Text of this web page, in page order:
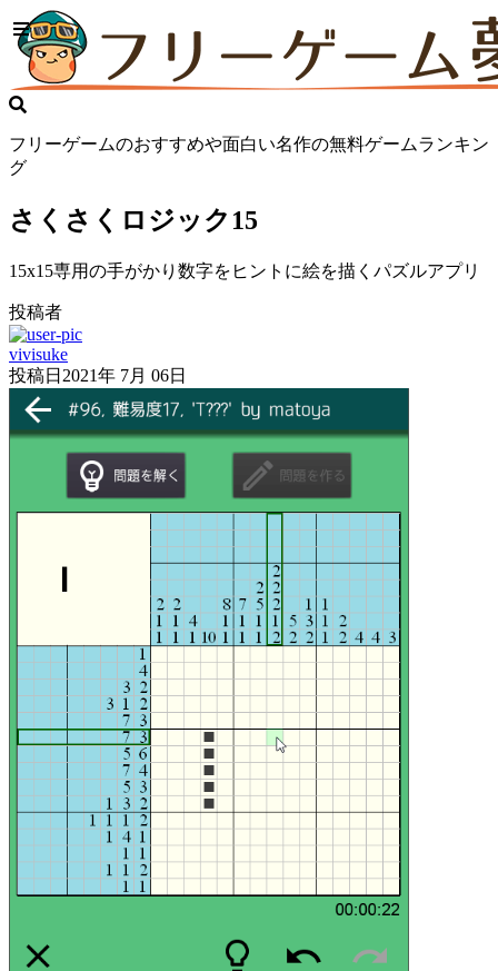
フリーゲームのおすすめや面白い名作の無料ゲームランキン
グ
さくさくロジック15
15x15専用の手がかり数字をヒントに絵を描くパズルアプリ
投稿者
vivisuke
投稿日 2021年 7月 06日